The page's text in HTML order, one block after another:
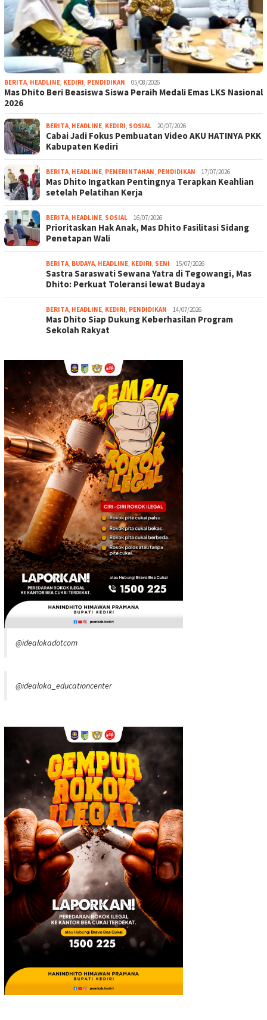
BERITA, HEADLINE, KEDIRI, PENDIDIKAN 05/08/2026
Mas Dhito Beri Beasiswa Siswa Peraih Medali Emas LKS Nasional
2026
BERITA, HEADLINE, KEDIRI, SOSIAL 20/07/2026
Cabai Jadi Fokus Pembuatan Video AKU HATINYA PKK
Kabupaten Kediri
BERITA, HEADLINE, PEMERINTAHAN, PENDIDIKAN 17/07/2026
Mas Dhito Ingatkan Pentingnya Terapkan Keahlian
setelah Pelatihan Kerja
BERITA, HEADLINE, SOSIAL 16/07/2026
Prioritaskan Hak Anak, Mas Dhito Fasilitasi Sidang
Penetapan Wali
BERITA, BUDAYA, HEADLINE, KEDIRI, SENI 15/07/2026
Sastra Saraswati Sewana Yatra di Tegowangi, Mas
Dhito: Perkuat Toleransi lewat Budaya
BERITA, HEADLINE, KEDIRI, PENDIDIKAN 14/07/2026
Mas Dhito Siap Dukung Keberhasilan Program
Sekolah Rakyat
@idealokadotcom
@idealoka_educationcenter